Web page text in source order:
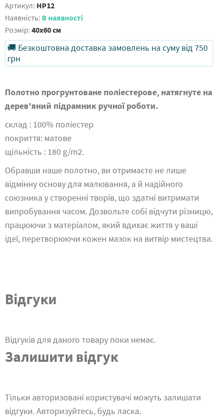
Артикул: HP12
Наявність: В наявності
Розмір: 40x60 см
🚚 Безкоштовна доставка замовлень на суму від 750
грн
Полотно прогрунтоване поліестерове, натягнуте на
дерев'яний підрамник ручної роботи.
склад : 100% поліестер
покриття: матове
щільність : 180 g/m2.
Обравши наше полотно, ви отримаєте не лише
відмінну основу для малювання, а й надійного
союзника у створенні творів, що здатні витримати
випробування часом. Дозвольте собі відчути різницю,
працюючи з матеріалом, який вдихає життя у ваші
ідеї, перетворюючи кожен мазок на витвір мистецтва.
Відгуки
Відгуків для даного товару поки немає.
Залишити відгук
Тільки авторизовані користувачі можуть залишати
відгуки. Авторизуйтесь, будь ласка.